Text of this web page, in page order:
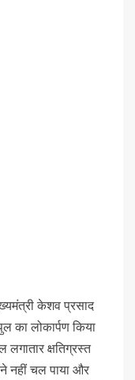
केशव प्रसाद
का लोकार्पण किया
लगातार क्षतिग्रस्त
नहीं चल पाया और